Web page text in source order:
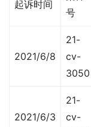
起诉时间
号
2021/6/8
21-
cv-
3050
2021/6/3
21-
cv-